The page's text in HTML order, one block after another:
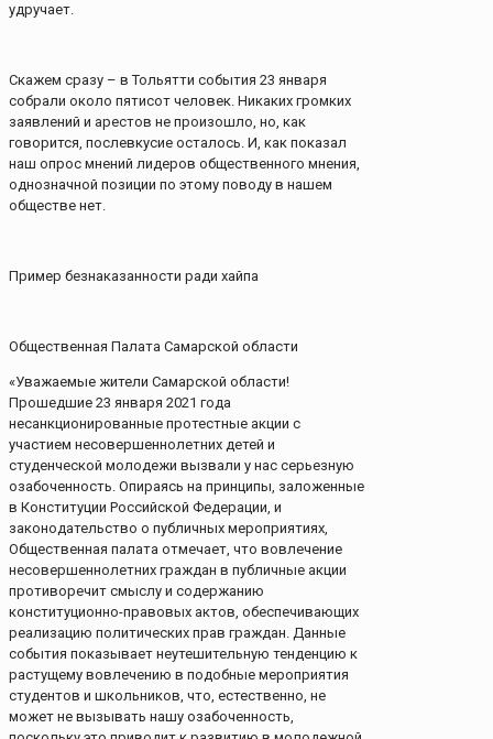
удручает.
Скажем сразу – в Тольятти события 23 января
собрали около пятисот человек. Никаких громких
заявлений и арестов не произошло, но, как
говорится, послевкусие осталось. И, как показал
наш опрос мнений лидеров общественного мнения,
однозначной позиции по этому поводу в нашем
обществе нет.
Пример безнаказанности ради хайпа
Общественная Палата Самарской области
«Уважаемые жители Самарской области!
Прошедшие 23 января 2021 года
несанкционированные протестные акции с
участием несовершеннолетних детей и
студенческой молодежи вызвали у нас серьезную
озабоченность. Опираясь на принципы, заложенные
в Конституции Российской Федерации, и
законодательство о публичных мероприятиях,
Общественная палата отмечает, что вовлечение
несовершеннолетних граждан в публичные акции
противоречит смыслу и содержанию
конституционно-правовых актов, обеспечивающих
реализацию политических прав граждан. Данные
события показывает неутешительную тенденцию к
растущему вовлечению в подобные мероприятия
студентов и школьников, что, естественно, не
может не вызывать нашу озабоченность,